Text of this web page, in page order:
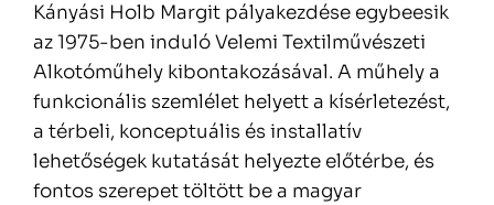
Kányási Holb Margit pályakezdése egybeesik
az 1975-ben induló Velemi Textilművészeti
Alkotóműhely kibontakozásával. A műhely a
funkcionális szemlélet helyett a kísérletezést,
a térbeli, konceptuális és installatív
lehetőségek kutatását helyezte előtérbe, és
fontos szerepet töltött be a magyar